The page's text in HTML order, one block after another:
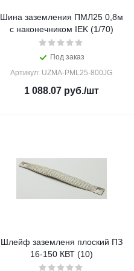
Шина заземления ПМЛ25 0,8м
с наконечником IEK (1/70)
Под заказ
Артикул: UZMA-PML25-800JG
1 088.07руб./шт
Шлейф заземленя плоский ПЗ
16-150 КВТ (10)